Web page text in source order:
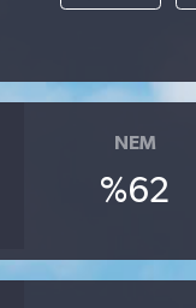
NEM
%62